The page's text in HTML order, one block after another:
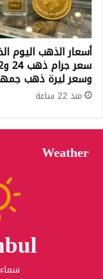
أسعار الذهب اليوم
وسعر ليرة ذهب
منذ 22 ساعة
Weather